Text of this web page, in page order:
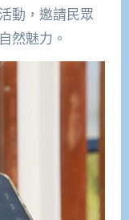
動，邀請民眾
然魅力。